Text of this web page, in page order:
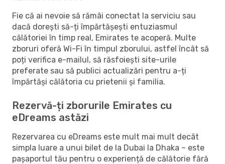
Fie că ai nevoie să rămâi conectat la serviciu sau
dacă dorești să-ți împărtășești entuziasmul
călătoriei în timp real, Emirates te acoperă. Multe
zboruri oferă Wi-Fi în timpul zborului, astfel încât să
poți verifica e-mailul, să răsfoiești site-urile
preferate sau să publici actualizări pentru a-ți
împărtăși călătoria cu prietenii și familia.
Rezervă-ți zborurile Emirates cu
eDreams astăzi
Rezervarea cu eDreams este mult mai mult decât
simpla luare a unui bilet de la Dubai la Dhaka – este
pașaportul tău pentru o experiență de călătorie fără